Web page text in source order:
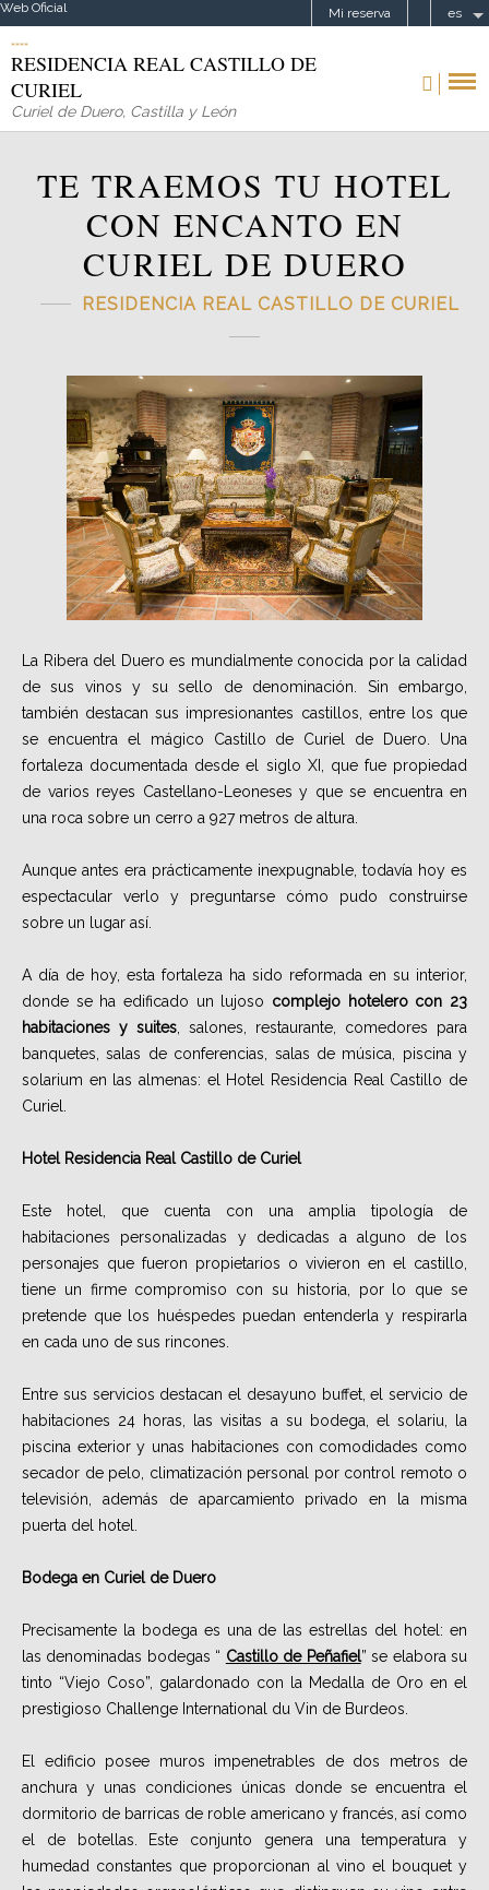
Web Oficial Mi reserva es
RESIDENCIA REAL CASTILLO DE
CURIEL
Curiel de Duero, Castilla y León
TE TRAEMOS TU HOTEL
CON ENCANTO EN
CURIEL DE DUERO
RESIDENCIA REAL CASTILLO DE CURIEL
La Ribera del Duero es mundialmente conocida por la calidad
de sus vinos y su sello de denominación. Sin embargo,
también destacan sus impresionantes castillos, entre los que
se encuentra el mágico Castillo de Curiel de Duero. Una
fortaleza documentada desde el siglo XI, que fue propiedad
de varios reyes Castellano-Leoneses y que se encuentra en
una roca sobre un cerro a 927 metros de altura.
Aunque antes era prácticamente inexpugnable, todavía hoy es
espectacular verlo y preguntarse cómo pudo construirse
sobre un lugar así.
A día de hoy, esta fortaleza ha sido reformada en su interior,
donde se ha edificado un lujoso complejo hotelero con 23
habitaciones y suites , salones, restaurante, comedores para
banquetes, salas de conferencias, salas de música, piscina y
solarium en las almenas: el Hotel Residencia Real Castillo de
Curiel.
Hotel Residencia Real Castillo de Curiel
Este hotel, que cuenta con una amplia tipología de
habitaciones personalizadas y dedicadas a alguno de los
personajes que fueron propietarios o vivieron en el castillo,
tiene un firme compromiso con su historia, por lo que se
pretende que los huéspedes puedan entenderla y respirarla
en cada uno de sus rincones.
Entre sus servicios destacan el desayuno buffet, el servicio de
habitaciones 24 horas, las visitas a su bodega, el solariu, la
piscina exterior y unas habitaciones con comodidades como
secador de pelo, climatización personal por control remoto o
televisión, además de aparcamiento privado en la misma
puerta del hotel.
Bodega en Curiel de Duero
Precisamente la bodega es una de las estrellas del hotel: en
las denominadas bodegas “ Castillo de Peñafiel” se elabora su
tinto “Viejo Coso”, galardonado con la Medalla de Oro en el
prestigioso Challenge International du Vin de Burdeos.
El edificio posee muros impenetrables de dos metros de
anchura y unas condiciones únicas donde se encuentra el
dormitorio de barricas de roble americano y francés, así como
el de botellas. Este conjunto genera una temperatura y
humedad constantes que proporcionan al vino el bouquet y